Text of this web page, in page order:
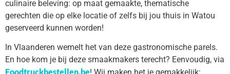
culinaire beleving: op maat gemaakte, thematische
gerechten die op elke locatie of zelfs bij jou thuis in Watou
geserveerd kunnen worden!
In Vlaanderen wemelt het van deze gastronomische parels.
En hoe kom je bij deze smaakmakers terecht? Eenvoudig, via
Foodtruckbestellen.be